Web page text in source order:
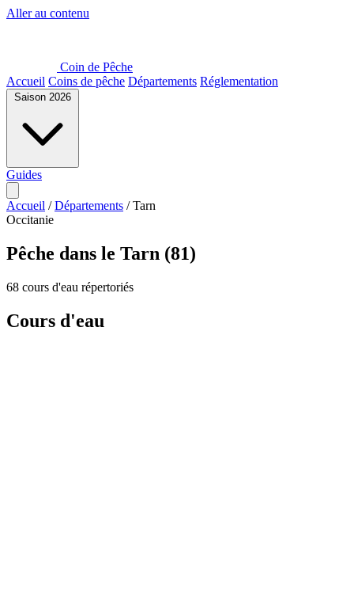
Aller au contenu
Coin de Pêche
Accueil Coins de pêche Départements Réglementation
Saison 2026
Guides
Accueil / Départements / Tarn
Occitanie
Pêche dans le Tarn (81)
68 cours d'eau répertoriés
Cours d'eau